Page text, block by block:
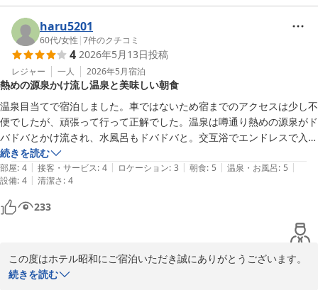
温泉、サウナ、冷凍室、水風呂を皆さまお好みで組み合わせて楽し
んでいただいております。
おっしゃる通り男女入替制の為、限られたお時間ではございます
が、お時間の許す限りお楽しみいただければ幸いです。
近くには飲食店も多数ございますが、コンビニ等でお弁当を購入さ
れるお客様もいらっしゃる為、各階に電子レンジをご用意しており
ます。
またのお越しを心よりお待ちしております。
ホテル　昭和
ホテル 昭和＜山梨県＞
haru5201
60代/女性 |7件のクチコミ
4 2026年5月13日投稿
レジャー 一人 2026年5月宿泊
熱めの源泉かけ流し温泉と美味しい朝食
温泉目当てで宿泊しました。車ではないため宿までのアクセスは少し不
便でしたが、頑張って行って正解でした。温泉は噂通り熱めの源泉がド
バドバとかけ流され、水風呂もドバドバと。交互浴でエンドレスで入っ
ていられました。お部屋も一人には十分の広さです。朝食もご飯とお味
噌汁がとっても美味しかったです。再訪ありです。
続きを読む
部屋: 4 | 接客・サービス: 4 | ロケーション: 3 | 朝食: 5 | 温泉・お風呂: 5 |
設備: 4 | 清潔さ: 4
233
この度はホテル昭和にご宿泊いただき誠にありがとうございます。
山梨は本当に車社会で、公共の交通の便が良くない中、お越しいた
続きを読む